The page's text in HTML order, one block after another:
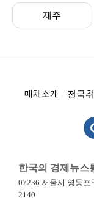
제주
매체소개 전국
한국의 경제뉴스
07236 서울시 영등포
2140